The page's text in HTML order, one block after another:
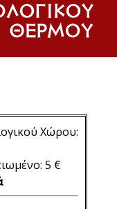
Χώρου:
5 €